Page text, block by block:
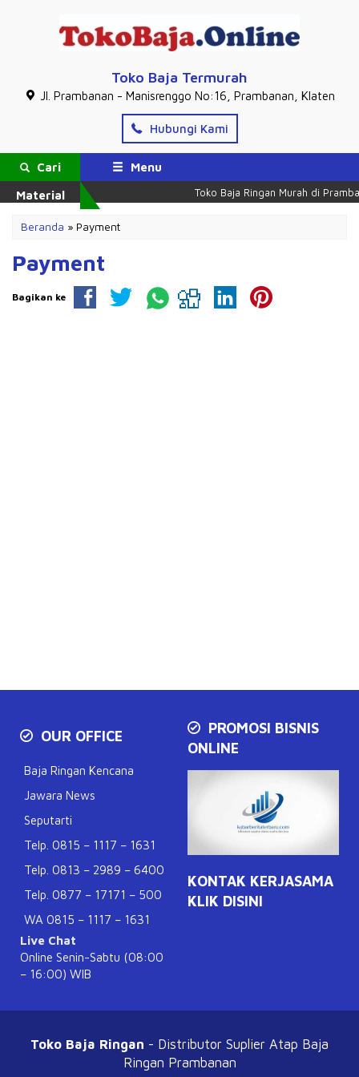
Toko Baja Termurah
Jl. Prambanan - Manisrenggo No:16, Prambanan, Klaten
Hubungi Kami
Cari
Material
Menu
Toko Baja Ringan Murah di
Beranda » Payment
Payment
Bagikan ke
OUR OFFICE
Baja Ringan Kencana
Jawara News
Seputarti
Telp. 0815 – 1117 – 1631
Telp. 0813 – 2989 – 6400
Telp. 0877 – 17171 – 500
WA 0815 – 1117 – 1631
Live Chat
Online Senin-Sabtu (08:00
– 16:00) WIB
PROMOSI BISNIS
ONLINE
KONTAK KERJASAMA
KLIK DISINI
Toko Baja Ringan - Distributor Suplier Atap Baja
Ringan Prambanan